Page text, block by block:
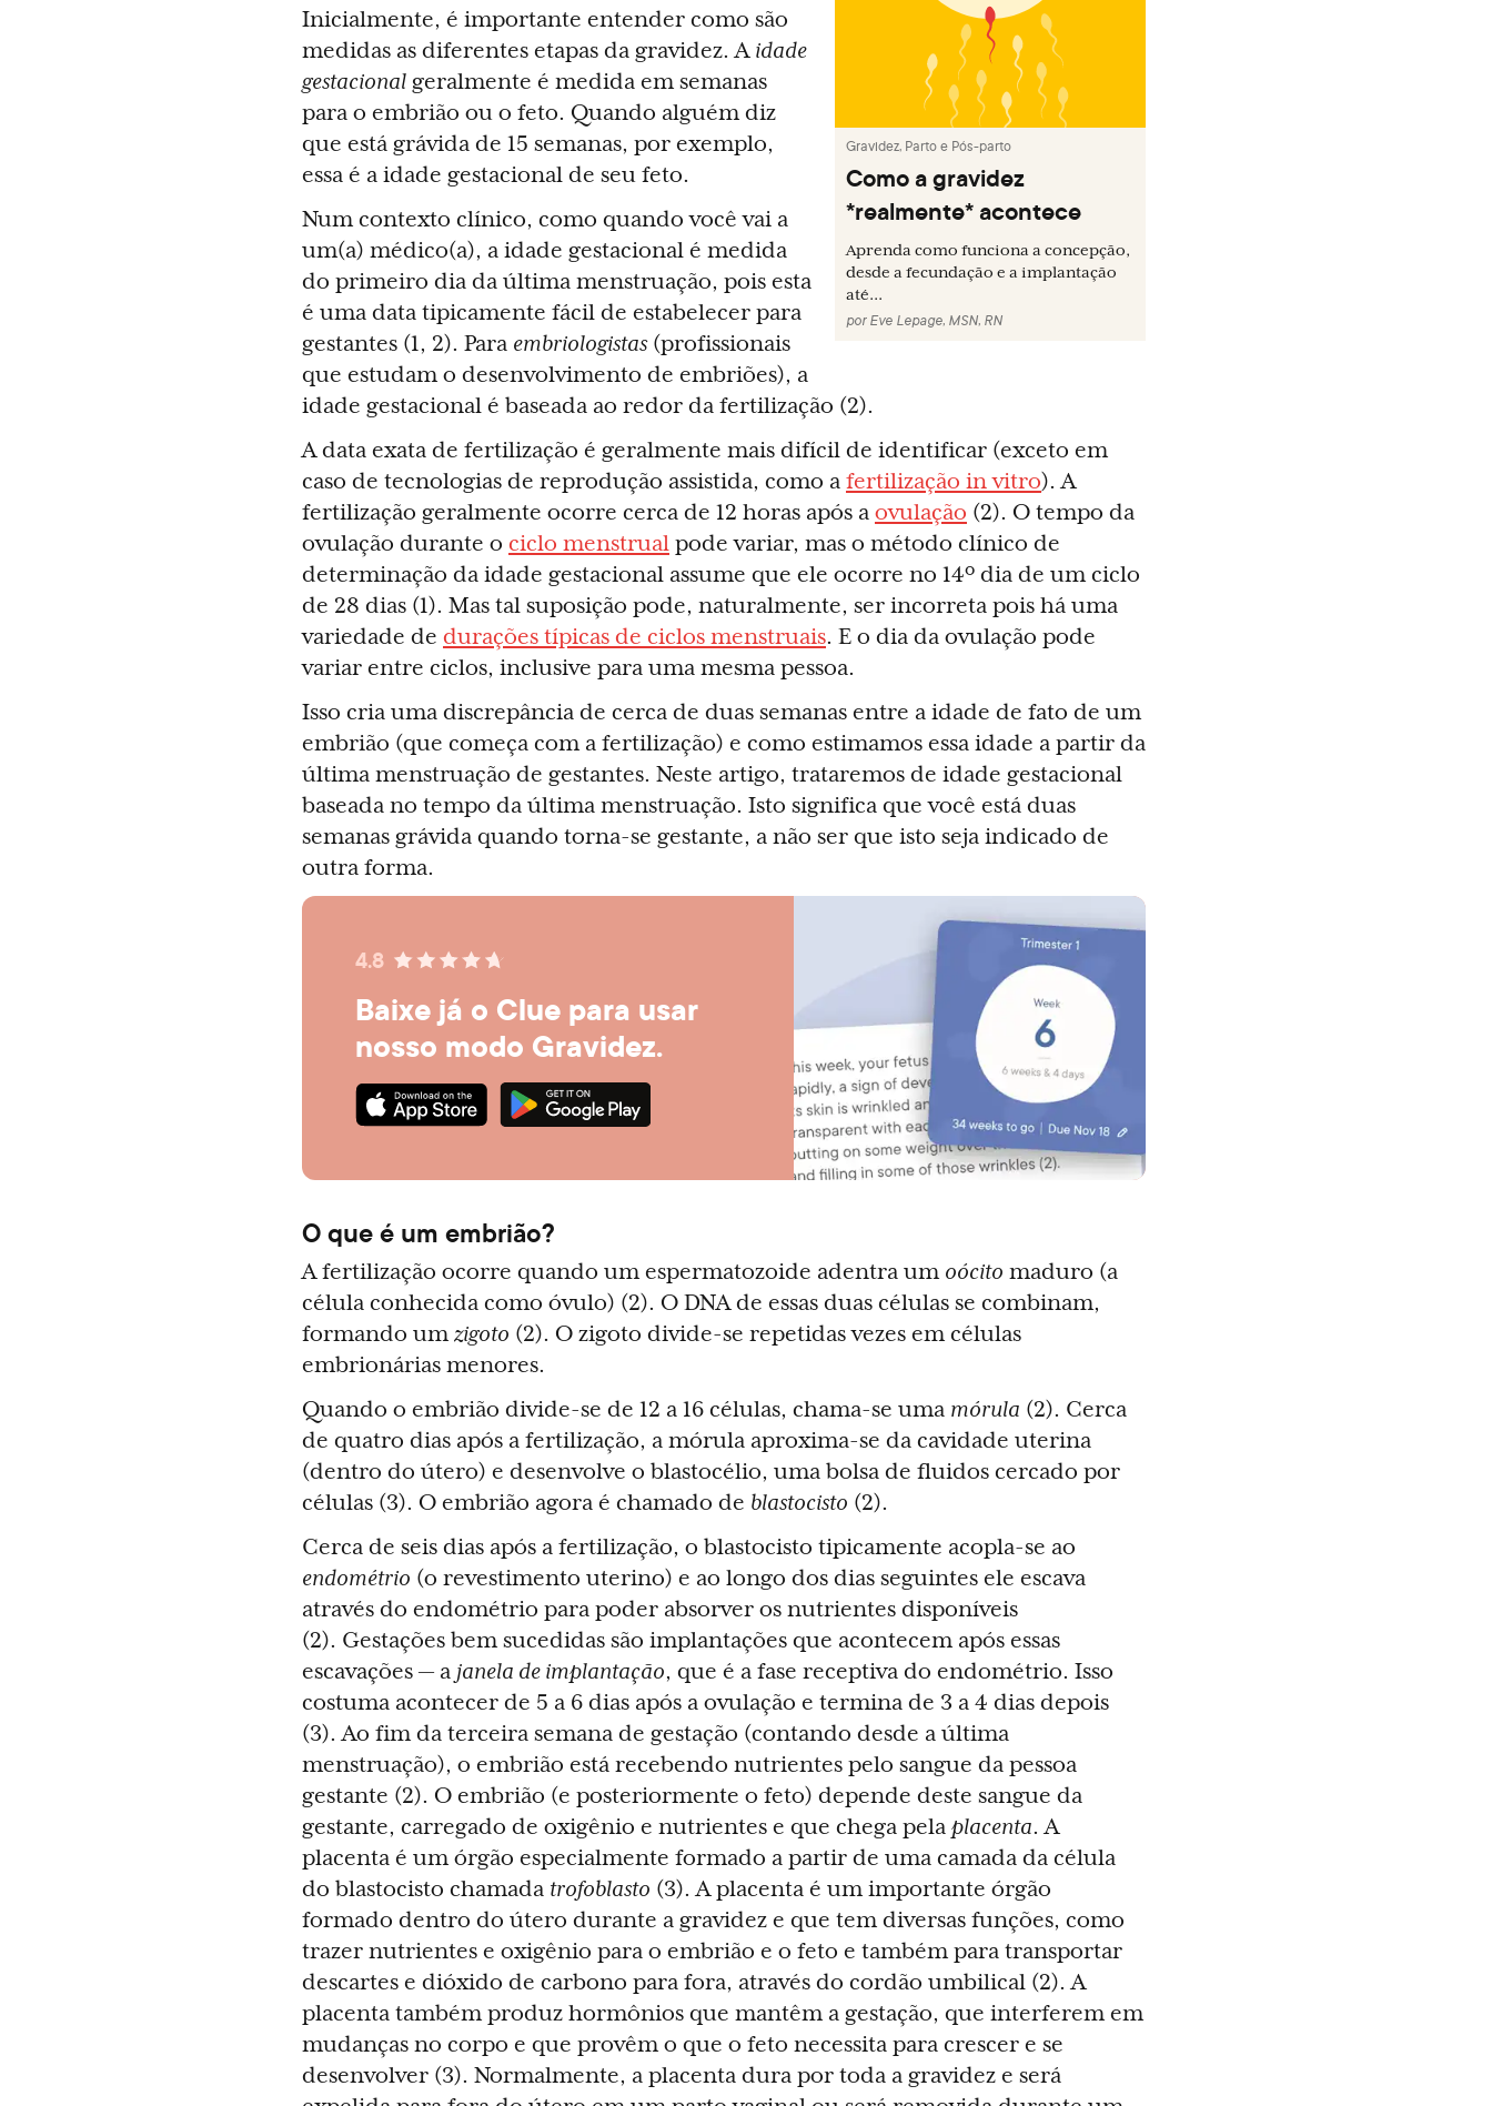
Gravidez, Parto e Pós-parto
Como a gravidez
*realmente* acontece
Aprenda como funciona a concepção,
desde a fecundação e a implantação
até...
porEve Lepage, MSN, RN
Inicialmente, é importante entender como são
medidas as diferentes etapas da gravidez. A idade
gestacional geralmente é medida em semanas
para o embrião ou o feto. Quando alguém diz
que está grávida de 15 semanas, por exemplo,
essa é a idade gestacional de seu feto.
Num contexto clínico, como quando você vai a
um(a) médico(a), a idade gestacional é medida
do primeiro dia da última menstruação, pois esta
é uma data tipicamente fácil de estabelecer para
gestantes (1, 2). Para embriologistas(profissionais
que estudam o desenvolvimento de embriões), a
idade gestacional é baseada ao redor da fertilização (2).
A data exata de fertilização é geralmente mais difícil de identificar (exceto em
caso de tecnologias de reprodução assistida, como a fertilização in vitro). A
fertilização geralmente ocorre cerca de 12 horas após a ovulação (2). O tempo da
ovulação durante o ciclo menstrual pode variar, mas o método clínico de
determinação da idade gestacional assume que ele ocorre no 14º dia de um ciclo
de 28 dias (1). Mas tal suposição pode, naturalmente, ser incorreta pois há uma
variedade de durações típicas de ciclos menstruais. E o dia da ovulação pode
variar entre ciclos, inclusive para uma mesma pessoa.
Isso cria uma discrepância de cerca de duas semanas entre a idade de fato de um
embrião (que começa com a fertilização) e como estimamos essa idade a partir da
última menstruação de gestantes. Neste artigo, trataremos de idade gestacional
baseada no tempo da última menstruação. Isto significa que você está duas
semanas grávida quando torna-se gestante, a não ser que isto seja indicado de
outra forma.
4.8
Baixe já o Clue para usar
nosso modo Gravidez.
O que é um embrião?
A fertilização ocorre quando um espermatozoide adentra um oócito maduro (a
célula conhecida como óvulo) (2). O DNA de essas duas células se combinam,
formando um zigoto (2). O zigoto divide-se repetidas vezes em células
embrionárias menores.
Quando o embrião divide-se de 12 a 16 células, chama-se uma mórula (2). Cerca
de quatro dias após a fertilização, a mórula aproxima-se da cavidade uterina
(dentro do útero) e desenvolve o blastocélio, uma bolsa de fluidos cercado por
células (3). O embrião agora é chamado de blastocisto (2).
Cerca de seis dias após a fertilização, o blastocisto tipicamente acopla-se ao
endométrio (o revestimento uterino) e ao longo dos dias seguintes ele escava
através do endométrio para poder absorver os nutrientes disponíveis
(2). Gestações bem sucedidas são implantações que acontecem após essas
escavações — a janela de implantação, que é a fase receptiva do endométrio. Isso
costuma acontecer de 5 a 6 dias após a ovulação e termina de 3 a 4 dias depois
(3). Ao fim da terceira semana de gestação (contando desde a última
menstruação), o embrião está recebendo nutrientes pelo sangue da pessoa
gestante (2). O embrião (e posteriormente o feto) depende deste sangue da
gestante, carregado de oxigênio e nutrientes e que chega pela placenta. A
placenta é um órgão especialmente formado a partir de uma camada da célula
do blastocisto chamada trofoblasto (3). A placenta é um importante órgão
formado dentro do útero durante a gravidez e que tem diversas funções, como
trazer nutrientes e oxigênio para o embrião e o feto e também para transportar
descartes e dióxido de carbono para fora, através do cordão umbilical (2). A
placenta também produz hormônios que mantêm a gestação, que interferem em
mudanças no corpo e que provêm o que o feto necessita para crescer e se
desenvolver (3). Normalmente, a placenta dura por toda a gravidez e será